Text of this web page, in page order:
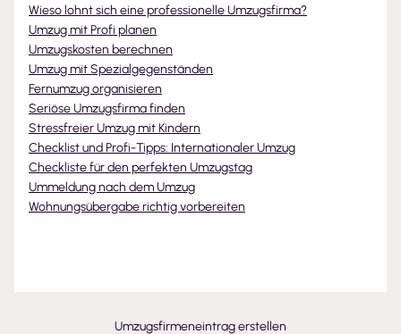
Wieso lohnt sich eine professionelle Umzugsfirma?
Umzug mit Profi planen
Umzugskosten berechnen
Umzug mit Spezialgegenständen
Fernumzug organisieren
Seriöse Umzugsfirma finden
Stressfreier Umzug mit Kindern
Checklist und Profi-Tipps: Internationaler Umzug
Checkliste für den perfekten Umzugstag
Ummeldung nach dem Umzug
Wohnungsübergabe richtig vorbereiten
Umzugsfirmeneintrag erstellen